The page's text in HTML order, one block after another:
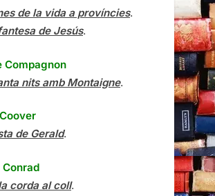
de la vida a províncies.
de Jesús.
Compagnon
nits amb Montaigne.
de Gerald.
corda al coll.